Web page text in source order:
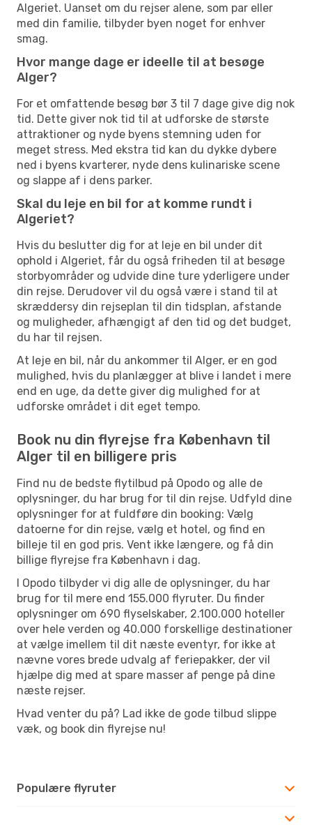
Algeriet. Uanset om du rejser alene, som par eller
med din familie, tilbyder byen noget for enhver
smag.
Hvor mange dage er ideelle til at besøge
Alger?
For et omfattende besøg bør 3 til 7 dage give dig nok
tid. Dette giver nok tid til at udforske de største
attraktioner og nyde byens stemning uden for
meget stress. Med ekstra tid kan du dykke dybere
ned i byens kvarterer, nyde dens kulinariske scene
og slappe af i dens parker.
Skal du leje en bil for at komme rundt i
Algeriet?
Hvis du beslutter dig for at leje en bil under dit
ophold i Algeriet, får du også friheden til at besøge
storbyområder og udvide dine ture yderligere under
din rejse. Derudover vil du også være i stand til at
skræddersy din rejseplan til din tidsplan, afstande
og muligheder, afhængigt af den tid og det budget,
du har til rejsen.
At leje en bil, når du ankommer til Alger, er en god
mulighed, hvis du planlægger at blive i landet i mere
end en uge, da dette giver dig mulighed for at
udforske området i dit eget tempo.
Book nu din flyrejse fra København til
Alger til en billigere pris
Find nu de bedste flytilbud på Opodo og alle de
oplysninger, du har brug for til din rejse. Udfyld dine
oplysninger for at fuldføre din booking: Vælg
datoerne for din rejse, vælg et hotel, og find en
billeje til en god pris. Vent ikke længere, og få din
billige flyrejse fra København i dag.
I Opodo tilbyder vi dig alle de oplysninger, du har
brug for til mere end 155.000 flyruter. Du finder
oplysninger om 690 flyselskaber, 2.100.000 hoteller
over hele verden og 40.000 forskellige destinationer
at vælge imellem til dit næste eventyr, for ikke at
nævne vores brede udvalg af feriepakker, der vil
hjælpe dig med at spare masser af penge på dine
næste rejser.
Hvad venter du på? Lad ikke de gode tilbud slippe
væk, og book din flyrejse nu!
Populære flyruter